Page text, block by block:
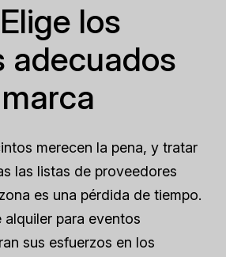
los
adecuados
merecen la pena, y tratar
las listas de proveedores
es una pérdida de tiempo.
alquiler para eventos
sus esfuerzos en los